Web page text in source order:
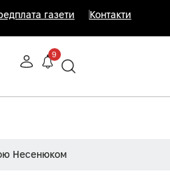
газети Контакти
9
Несенюком